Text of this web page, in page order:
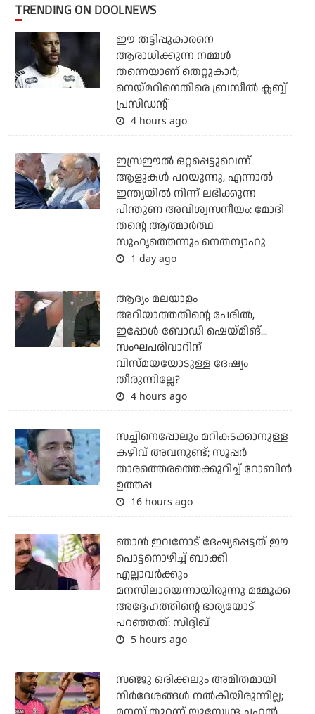
TRENDING ON DOOLNEWS
ഈ തട്ടിപ്പുകാരനെ
ആരാധിക്കുന്ന നമ്മള്‍
തന്നെയാണ് തെറ്റുകാര്‍;
നെയ്മറിനെതിരെ ബ്രസീല്‍ ക്ലബ്ബ്
പ്രസിഡന്റ്
4 hours ago
ഇസ്രഈല്‍ ഒറ്റപ്പെട്ടുവെന്ന്
ആളുകള്‍ പറയുന്നു, എന്നാല്‍
ഇന്ത്യയില്‍ നിന്ന് ലഭിക്കുന്ന
പിന്തുണ അവിശ്വസനീയം: മോദി
തന്റെ ആത്മാര്‍ത്ഥ
സുഹൃത്തെന്നും നെതന്യാഹു
1 day ago
ആദ്യം മലയാളം
അറിയാത്തതിന്റെ പേരില്‍,
ഇപ്പോള്‍ ബോഡി ഷെയ്മിങ്...
സംഘപരിവാറിന്
വിസ്മയയോടുള്ള ദേഷ്യം
തീരുന്നില്ലേ?
4 hours ago
സച്ചിനെപ്പോലും മറികടക്കാനുള്ള
കഴിവ് അവനുണ്ട്; സൂപ്പര്‍
താരത്തെരത്തെക്കുറിച്ച് റോബിന്‍
ഉത്തപ്പ
16 hours ago
ഞാന്‍ ഇവനോട് ദേഷ്യപ്പെട്ടത് ഈ
പൊട്ടനൊഴിച്ച് ബാക്കി
എല്ലാവര്‍ക്കും
മനസിലായെന്നായിരുന്നു മമ്മൂക്ക
അദ്ദേഹത്തിന്റെ ഭാര്യയോട്
പറഞ്ഞത്: സിദ്ദിഖ്
5 hours ago
സഞ്ജു ഒരിക്കലും അമിതമായി
നിര്‍ദേശങ്ങള്‍ നല്‍കിയിരുന്നില്ല;